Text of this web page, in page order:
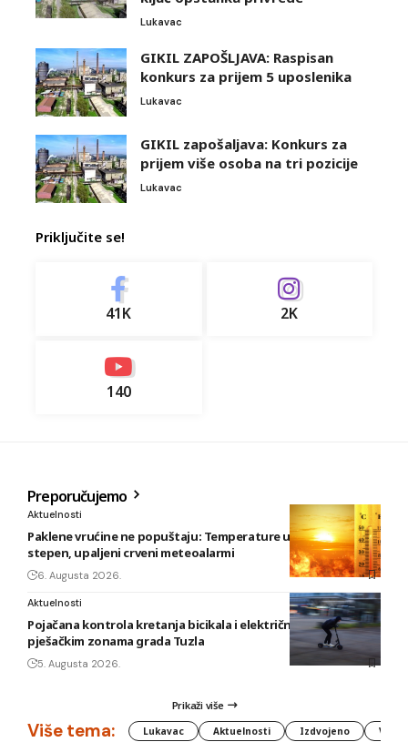
Lukavac
GIKIL ZAPOŠLJAVA: Raspisan
konkurs za prijem 5 uposlenika
Lukavac
GIKIL zapošaljava: Konkurs za
prijem više osoba na tri pozicije
Lukavac
Priključite se!
41K 2K
140
Preporučujemo
Aktuelnosti
Paklene vrućine ne popuštaju: Temperature u BiH i do 41
stepen, upaljeni crveni meteoalarmi
6. Augusta 2026.
Aktuelnosti
Pojačana kontrola kretanja bicikala i električnih romobila u
pješačkim zonama grada Tuzla
5. Augusta 2026.
Prikaži više
Više tema: Lukavac Aktuelnosti Izdvojeno